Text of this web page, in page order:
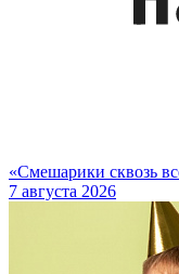
«Смешарики сквозь
7 августа 2026